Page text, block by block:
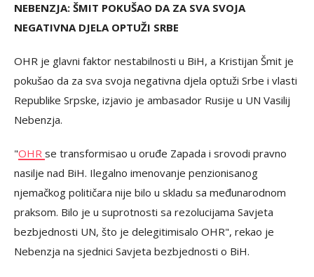
NEBENZJA: ŠMIT POKUŠAO DA ZA SVA SVOJA
NEGATIVNA DJELA OPTUŽI SRBE
OHR je glavni faktor nestabilnosti u BiH, a Kristijan Šmit je
pokušao da za sva svoja negativna djela optuži Srbe i vlasti
Republike Srpske, izjavio je ambasador Rusije u UN Vasilij
Nebenzja.
"OHR se transformisao u oruđe Zapada i srovodi pravno
nasilje nad BiH. Ilegalno imenovanje penzionisanog
njemačkog političara nije bilo u skladu sa međunarodnom
praksom. Bilo je u suprotnosti sa rezolucijama Savjeta
bezbjednosti UN, što je delegitimisalo OHR", rekao je
Nebenzja na sjednici Savjeta bezbjednosti o BiH.